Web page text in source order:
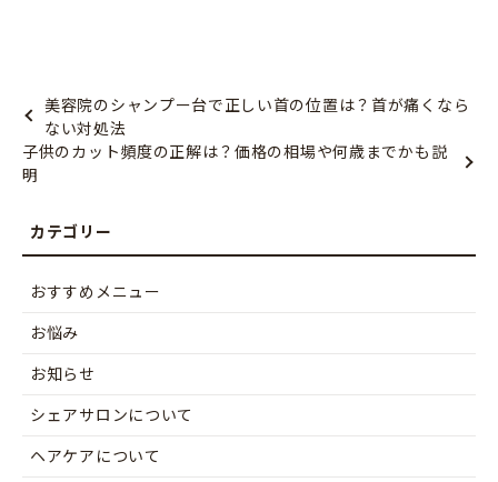
美容院のシャンプー台で正しい首の位置は？首が痛くなら
ない対処法
子供のカット頻度の正解は？価格の相場や何歳までかも説
明
おすすめメニュー
お悩み
お知らせ
シェアサロンについて
ヘアケアについて